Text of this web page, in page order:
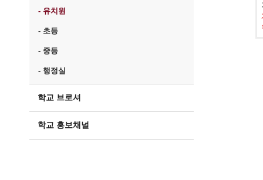
- 유치원
- 초등
- 중등
- 행정실
학교 브로셔
학교 홍보채널